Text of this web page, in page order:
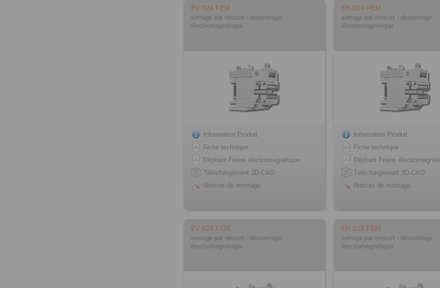
EV 024 FEM
serrage par ressort - desserrage
électromagnétique
Information Produit
Fiche technique
Dépliant Freins électromagnétique
Téléchargement 3D-CAO
Notices de montage
EH 024 FEM
serrage par ressort - desserrage
électromagnétique
Information Produit
Fiche technique
Dépliant Freins
Téléchargement 3D-CAO
Notices de montage
EV 028 FEM
serrage par ressort - desserrage
électromagnétique
EH 028 FEM
serrage par ressort - desserrage
électromagnétique